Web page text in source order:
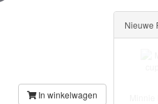
In winkelwagen
Nieuwe